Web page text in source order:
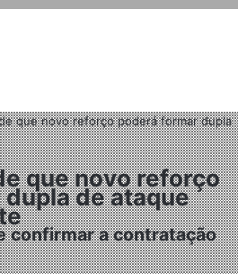
que novo reforço poderá formar dupla
que novo reforço
de ataque
confirmar a contratação